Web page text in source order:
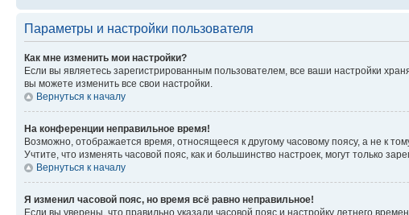
Параметры и настройки пользователя
Как мне изменить мои настройки?
Если вы являетесь зарегистрированным пользователем, все ваши настройки
вы можете изменить все свои настройки.
Вернуться к началу
На конференции неправильное время!
Возможно, отображается время, относящееся к другому часовому поясу, а не к
Учтите, что изменять часовой пояс, как и большинство настроек, могут только
Вернуться к началу
Я изменил часовой пояс, но время всё равно неправильное!
Если вы уверены, что правильно указали часовой пояс и настройку летнего